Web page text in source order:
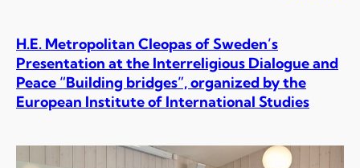
H.E. Metropolitan Cleopas of Sweden’s
Presentation at the Interreligious Dialogue and
Peace “Building bridges”, organized by the
European Institute of International Studies